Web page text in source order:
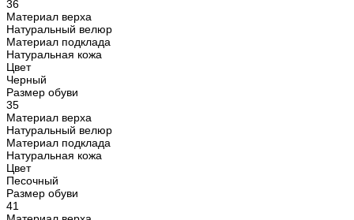
36
Материал верха
Натуральный велюр
Материал подклада
Натуральная кожа
Цвет
Черный
Размер обуви
35
Материал верха
Натуральный велюр
Материал подклада
Натуральная кожа
Цвет
Песочный
Размер обуви
41